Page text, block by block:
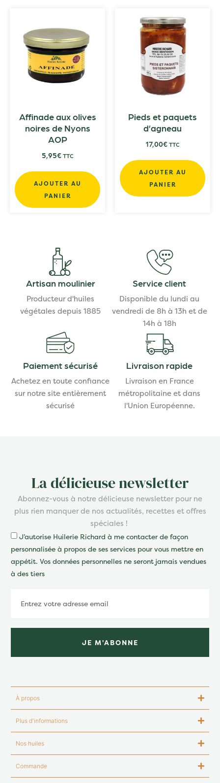
Affinade aux olives
noires de Nyons
AOP
5,95€ TTC
AJOUTER AU
PANIER
Pieds et paquets
d’agneau
17,00€ TTC
AJOUTER AU
PANIER
Artisan moulinier
Producteur d'huiles
végétales depuis 1885
Service client
Disponible du lundi au
vendredi de 8h à 13h et de
14h à 18h
Paiement sécurisé
Achetez en toute confiance
sur notre site entièrement
sécurisé
Livraison rapide
Livraison en France
métropolitaine et dans
l'Union Européenne.
La délicieuse newsletter
Abonnez-vous à notre délicieuse newsletter pour ne
plus rien manquer de nos actualités, recettes et offres
spéciales !
J’autorise Huilerie Richard à me contacter de façon
personnalisée à propos de ses services pour vous mettre en
appétit. Vos données personnelles ne seront jamais vendues
à des tiers
JE M'ABONNE
À propos
Plus d'informations
Nos huiles
Commande